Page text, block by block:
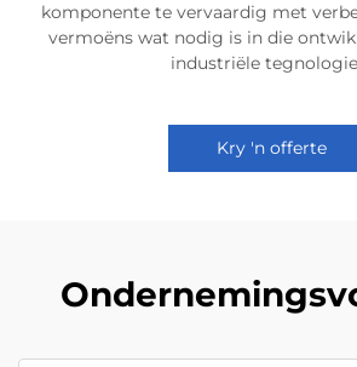
komponente te vervaardig met
vermoëns wat nodig is in die
industriële
Kry 'n offerte